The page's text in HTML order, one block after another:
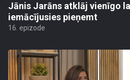
Jānis Jarāns atklāj vienīgo
iemācījusies pieņemt
16. epizode